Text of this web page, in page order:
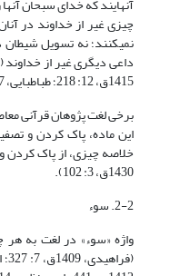
آنهایند که خدای سبحان
چیزی غیر از خداوند در
نمی­کنند؛ نه تسویل شیطان
1415ق، 12: 218؛ طباطبایی، 1417، 8: 32 و همو، ۱۱: ۱۳۰).
برخی لغت پژوهان قرآنی
این ماده، پاک کردن و
خلاصه چیزی، از پاک
1430ق، 3: 102).
2-2. سوء
واژه «سوء» در لغت به